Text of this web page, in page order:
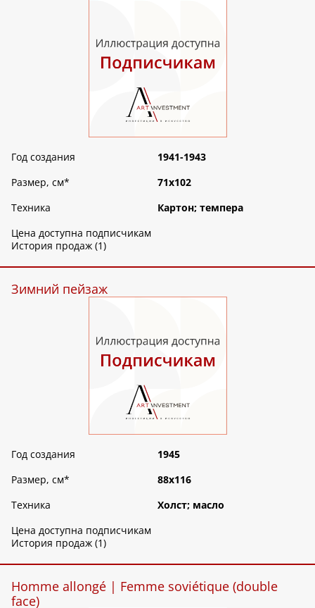
Год создания
1941-1943
Размер, см*
71х102
Техника
Картон; темпера
Цена доступна подписчикам
История продаж (1)
Зимний пейзаж
Год создания
1945
Размер, см*
88х116
Техника
Холст; масло
Цена доступна подписчикам
История продаж (1)
Homme allongé | Femme soviétique (double
face)